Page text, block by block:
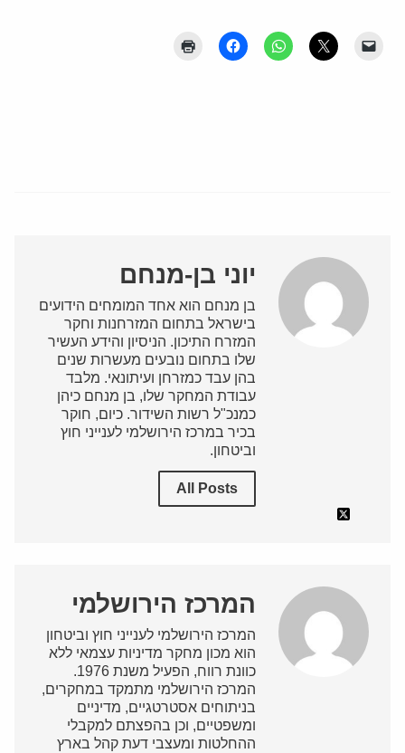
יוני בן-מנחם
בן מנחם הוא אחד המומחים הידועים
בישראל בתחום המזרחנות וחקר
המזרח התיכון. הניסיון והידע העשיר
שלו בתחום נובעים מעשרות שנים
בהן עבד כמזרחן ועיתונאי. מלבד
עבודת המחקר שלו, בן מנחם כיהן
כמנכ"ל רשות השידור. כיום, חוקר
בכיר במרכז הירושלמי לענייני חוץ
וביטחון.
All Posts
המרכז הירושלמי
המרכז הירושלמי לענייני חוץ וביטחון
הוא מכון מחקר מדיניות עצמאי ללא
כוונת רווח, הפעיל משנת 1976.
המרכז הירושלמי מתמקד במחקרים,
בניתוחים אסטרטגיים, מדיניים
ומשפטיים, וכן בהפצתם למקבלי
ההחלטות ומעצבי דעת קהל בארץ